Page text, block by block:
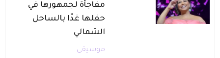
مفاجأة لجمهورها في
حفلها غدًا بالساحل
الشمالي
موسيقى